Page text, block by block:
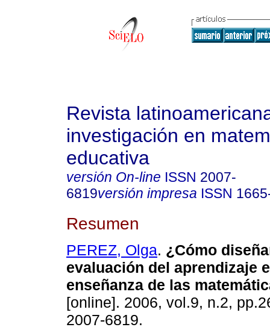
Revista
investigación en
educativa
versión On-line ISSN 2007-
6819versión impresa ISSN
Resumen
PEREZ, Olga. ¿Cómo
evaluación del aprendizaje
enseñanza de las
[online]. 2006, vol.9, n.2,
2007-6819.